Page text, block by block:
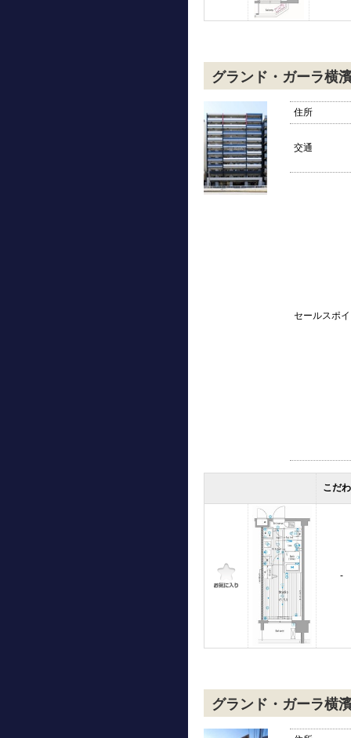
グランド・ガーラ横
住所
交通
セールスポ
こだ
-
グランド・ガーラ横